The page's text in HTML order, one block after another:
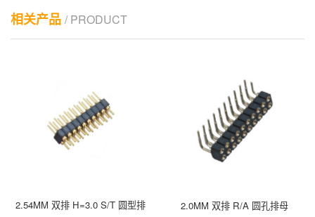
相关产品 / PRODUCT
2.54MM 双排 H=3.0 S/T 圆型排 2.0MM 双排 R/A 圆孔排母